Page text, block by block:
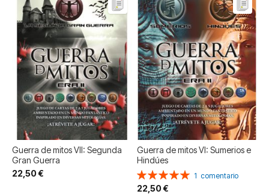
Guerra de mitos VII: Segunda
Gran Guerra
22,50 €
Guerra de mitos VI: Sumerios e
Hindúes
Valoración:
100%
1 comentario
22,50 €